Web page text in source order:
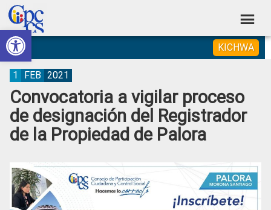
Abrir barra de herramientas
Skip
to
primary
navigation
Skip
to
main
content
Skip
to
primary
sidebar
Skip
to
footer
Consejo
de
Participación
Ciudadana
Control
Social
Construyendo
Poder
Ciudadano
KICHWA
Convocatoria a vigilar proceso
de designación del Registrador
de la Propiedad de Palora
1 FEB 2021